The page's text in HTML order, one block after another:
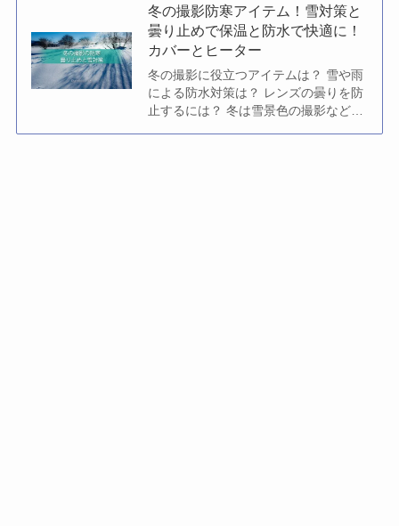
冬の撮影防寒アイテム！雪対策と
曇り止めで保温と防水で快適に！
カバーとヒーター
冬の撮影に役立つアイテムは？ 雪や雨
による防水対策は？ レンズの曇りを防
止するには？ 冬は雪景色の撮影などが